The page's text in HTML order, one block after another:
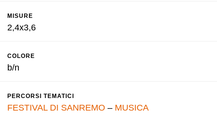
MISURE
2,4x3,6
COLORE
b/n
PERCORSI TEMATICI
FESTIVAL DI SANREMO – MUSICA